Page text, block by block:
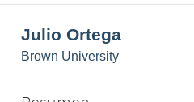
Contenido
principal
Julio Ortega
Brown University